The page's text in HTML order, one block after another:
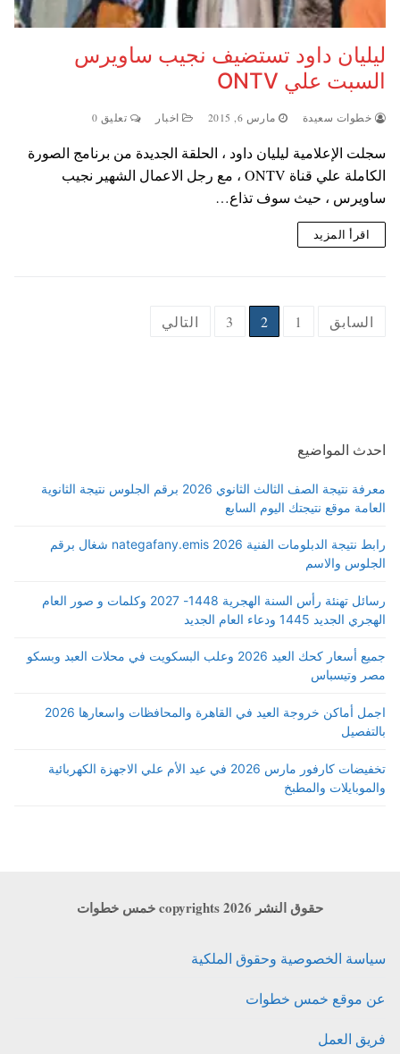
ليليان داود تستضيف نجيب ساويرس
السبت علي ONTV
خطوات سعيدة مارس 6, 2015 اخبار تعليق 0
سجلت الإعلامية ليليان داود ، الحلقة الجديدة من برنامج الصورة
الكاملة علي قناة ONTV ، مع رجل الاعمال الشهير نجيب
ساويرس ، حيث سوف تذاع…
اقرأ المزيد
السابق 1
2
3 التالي
احدث المواضيع
معرفة نتيجة الصف الثالث الثانوي 2026 برقم الجلوس نتيجة الثانوية
العامة موقع نتيجتك اليوم السابع
رابط نتيجة الدبلومات الفنية 2026 nategafany.emis شغال برقم
الجلوس والاسم
رسائل تهنئة رأس السنة الهجرية 1448- 2027 وكلمات و صور العام
الهجري الجديد 1445 ودعاء العام الجديد
جميع أسعار كحك العيد 2026 وعلب البسكويت في محلات العبد وبسكو
مصر وتيسباس
اجمل أماكن خروجة العيد في القاهرة والمحافظات واسعارها 2026
بالتفصيل
تخفيضات كارفور مارس 2026 في عيد الأم علي الاجهزة الكهربائية
والموبايلات والمطبخ
حقوق النشر copyrights 2026 خمس خطوات
سياسة الخصوصية وحقوق الملكية
عن موقع خمس خطوات
فريق العمل